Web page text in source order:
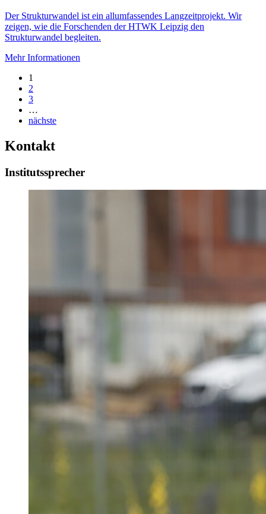
Der Strukturwandel ist ein allumfassendes Langzeitprojekt. Wir
zeigen, wie die Forschenden der HTWK Leipzig den
Strukturwandel begleiten.
Mehr Informationen
1
2
3
…
nächste
Kontakt
Institutssprecher